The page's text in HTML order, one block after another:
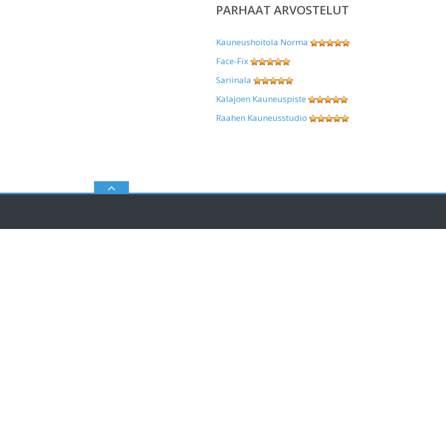
PARHAAT ARVOSTELUT
Kauneushoitola Norma
Face-Fix
Sariinala
Kalajoen Kauneuspiste
Raahen Kauneusstudio